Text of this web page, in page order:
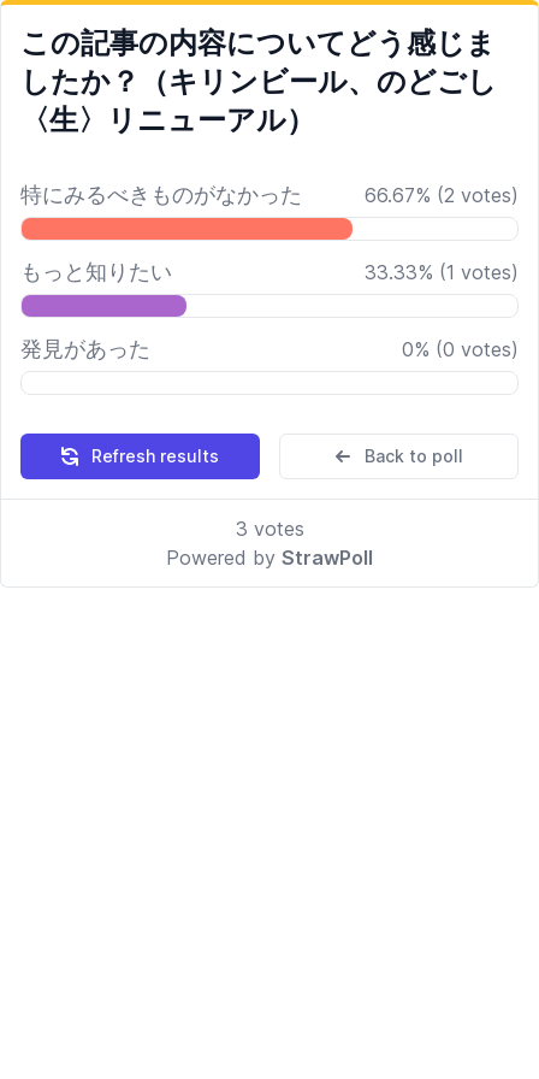
この記事の内容についてどう感じま
したか？（キリンビール、のどごし
〈生〉リニューアル）
特にみるべきものがなかった 66.67% (2 votes)
もっと知りたい 33.33% (1 votes)
発見があった 0% (0 votes)
Refresh results Back to poll
3 votes
Powered by StrawPoll